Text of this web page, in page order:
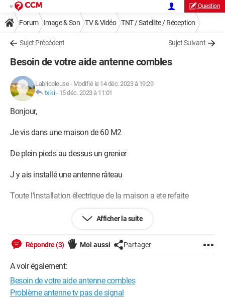
Question
Forum Image & Son TV & Vidéo TNT / Satellite / Réception
Sujet Précédent Sujet Suivant
Besoin de votre aide antenne combles
Labricoleuse- Modifié le 14 déc. 2023 à 19:29
txiki- 15 déc. 2023 à 11:01
Bonjour,
Je vis dans une maison de 60 M2
De plein pieds au dessus un grenier
J y ais installé une antenne râteau
Toute l'installation électrique de la maison a ete refaite
Par électricien fils antenne aussi car rénovation complète de la
J ai emmené ma TV au grenier je l ais branché en direct sur
Je remet TV dans la chambre et pas de signal ou une chaîne
de temps en temps impossible a regarder
Afficher la suite
Répondre (3) Moi aussi Partager
A voir également:
Besoin de votre aide antenne combles
Problème antenne tv pas de signal